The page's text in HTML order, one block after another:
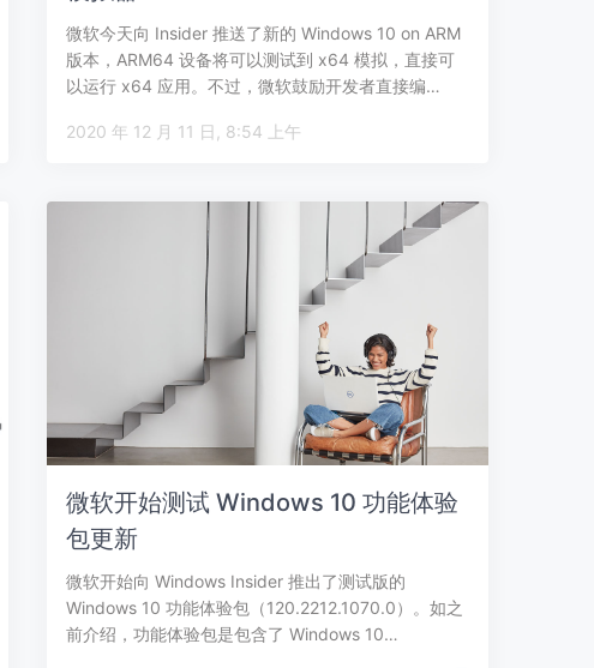
微软今天向 Insider 推送了新的 Windows 10 on ARM
版本，ARM64 设备将可以测试到 x64 模拟，直接可
以运行 x64 应用。不过，微软鼓励开发者直接编…
2020 年 12 月 11 日, 8:54 上午
微软开始测试 Windows 10 功能体验
包更新
微软开始向 Windows Insider 推出了测试版的
Windows 10 功能体验包（120.2212.1070.0）。如之
前介绍，功能体验包是包含了 Windows 10…